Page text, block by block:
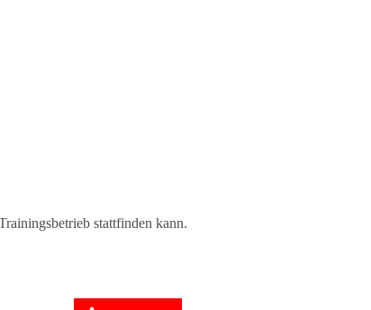
stattfinden kann.